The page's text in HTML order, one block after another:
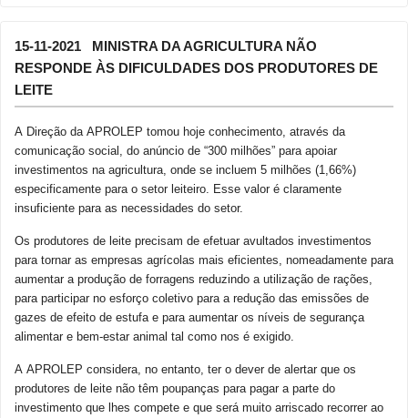
15-11-2021 MINISTRA DA AGRICULTURA NÃO
RESPONDE ÀS DIFICULDADES DOS PRODUTORES DE
LEITE
A Direção da APROLEP tomou hoje conhecimento, através da
comunicação social, do anúncio de “300 milhões” para apoiar
investimentos na agricultura, onde se incluem 5 milhões (1,66%)
especificamente para o setor leiteiro. Esse valor é claramente
insuficiente para as necessidades do setor.
Os produtores de leite precisam de efetuar avultados investimentos
para tornar as empresas agrícolas mais eficientes, nomeadamente para
aumentar a produção de forragens reduzindo a utilização de rações,
para participar no esforço coletivo para a redução das emissões de
gazes de efeito de estufa e para aumentar os níveis de segurança
alimentar e bem-estar animal tal como nos é exigido.
A APROLEP considera, no entanto, ter o dever de alertar que os
produtores de leite não têm poupanças para pagar a parte do
investimento que lhes compete e que será muito arriscado recorrer ao